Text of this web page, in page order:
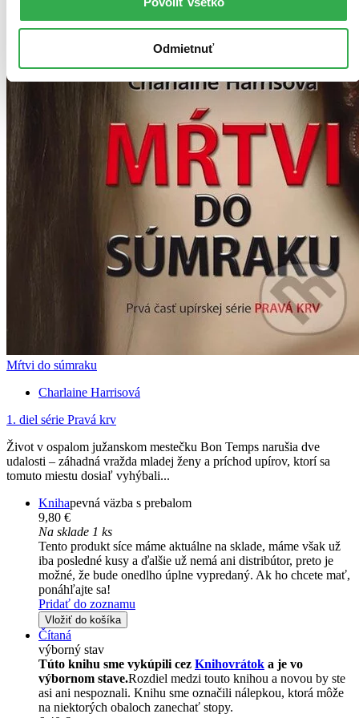
Odmietnuť
Mŕtvi do súmraku
Charlaine Harrisová
1. diel série Pravá krv
Život v ospalom južanskom mestečku Bon Temps narušia dve
udalosti – záhadná vražda mladej ženy a príchod upírov, ktorí sa
tomuto miestu dosiaľ vyhýbali...
Knihapevná väzba s prebalom
9,80 €
Na sklade 1 ks
Tento produkt síce máme aktuálne na sklade, máme však už
iba posledné kusy a ďalšie už nemá ani distribútor, preto je
možné, že bude onedlho úplne vypredaný. Ak ho chcete mať,
ponáhľajte sa!
Pridať do zoznamu
Vložiť do košíka
Čítaná
výborný stav
Túto knihu sme vykúpili cez Knihovrátok a je vo
výbornom stave.Rozdiel medzi touto knihou a novou by ste
asi ani nespoznali. Knihu sme označili nálepkou, ktorá môže
na niektorých obaloch zanechať stopy.